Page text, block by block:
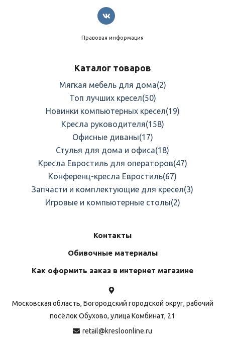
Правовая информация
Каталог товаров
Мягкая мебель для дома(2)
Топ лучших кресел(50)
Новинки компьютерных кресел(19)
Кресла руководителя(158)
Офисные диваны(17)
Стулья для дома и офиса(18)
Кресла Евростиль для операторов(47)
Конференц-кресла Евростиль(67)
Запчасти и комплектующие для кресел(3)
Игровые и компьютерные столы(2)
Контакты
Обивочные материалы
Как оформить заказ в интернет магазине
Московская область, Богородский городской округ, рабочий
посёлок Обухово, улица Комбинат, 21
retail@kresloonline.ru